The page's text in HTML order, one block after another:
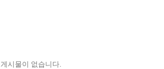
게시물이 없습니다.